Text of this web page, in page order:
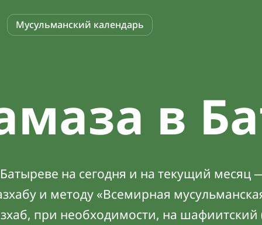
Мусульманский календарь
в
на сегодня и на текущий месяц
и методу «Всемирная
при необходимости, на